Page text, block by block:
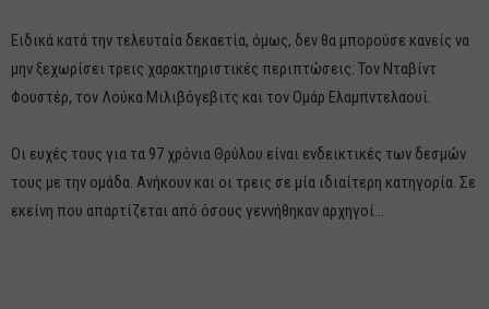
Ειδικά κατά την τελευταία δεκαετία, όμως, δεν θα μπορούσε κανείς να
μην ξεχωρίσει τρεις χαρακτηριστικές περιπτώσεις: Τον Νταβίντ
Φουστέρ, τον Λούκα Μιλιβόγεβιτς και τον Ομάρ Ελαμπντελαουί.
Οι ευχές τους για τα 97 χρόνια Θρύλου είναι ενδεικτικές των δεσμών
τους με την ομάδα. Ανήκουν και οι τρεις σε μία ιδιαίτερη κατηγορία. Σε
εκείνη που απαρτίζεται από όσους γεννήθηκαν αρχηγοί…